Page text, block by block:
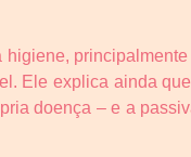
Ele explica ainda
doença – e a